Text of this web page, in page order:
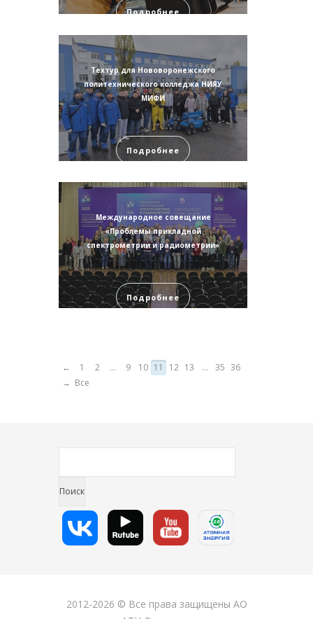
Подробнее
Техтур для Нововоронежского
политехнического колледжа НИЯУ
МИФИ
Подробнее
Международное совещание
«Проблемы прикладной
спектрометрии и радиометрии»
Подробнее
← 1 2 ... 9 10 11 12 13 ... 35 36
→ Все
2012-2026 © Все права защищены АО